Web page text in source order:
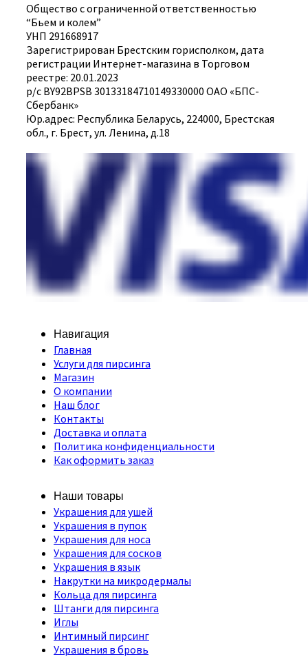
Общество с ограниченной ответственностью
“Бьем и колем”
УНП 291668917
Зарегистрирован Брестским горисполком, дата
регистрации Интернет-магазина в Торговом
реестре: 20.01.2023
р/с BY92BPSB 30133184710149330000 ОАО «БПС-
Сбербанк»
Юр.адрес: Республика Беларусь, 224000, Брестская
обл., г. Брест, ул. Ленина, д.18
Навигация
Главная
Услуги для пирсинга
Магазин
О компании
Наш блог
Контакты
Доставка и оплата
Политика конфиденциальности
Как оформить заказ
Наши товары
Украшения для ушей
Украшения в пупок
Украшения для носа
Украшения для сосков
Украшения в язык
Накрутки на микродермалы
Кольца для пирсинга
Штанги для пирсинга
Иглы
Интимный пирсинг
Украшения в бровь